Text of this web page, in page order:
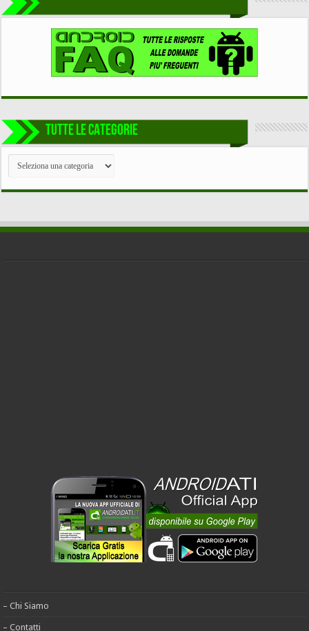
TUTTE LE CATEGORIE
TUTTE
CATEGORIE
– Chi Siamo
– Contatti